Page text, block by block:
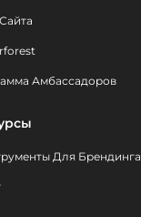
Амбассадоров
Для Брендинга